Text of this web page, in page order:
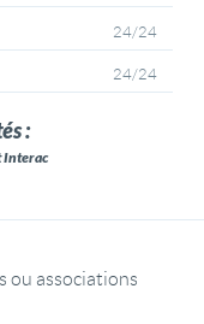
24/24
24/24
:
Interac
ou associations